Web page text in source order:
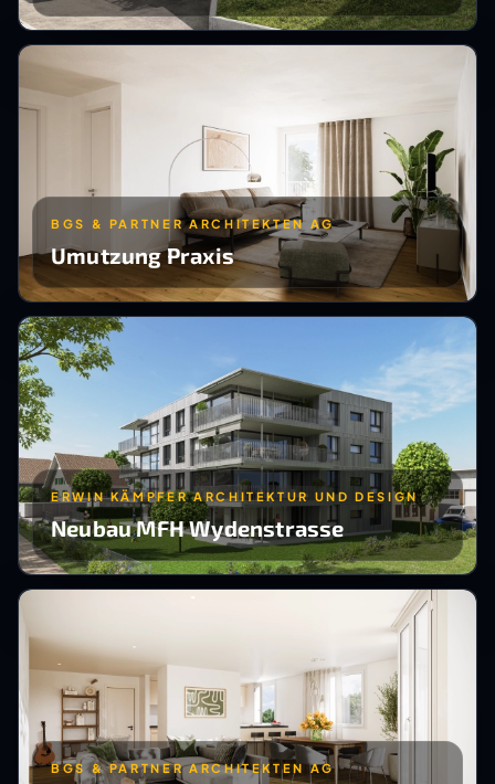
BGS & PARTNER ARCHITEKTEN AG
Umutzung Praxis
ERWIN KÄMPFER ARCHITEKTUR UND DESIGN
Neubau MFH Wydenstrasse
BGS & PARTNER ARCHITEKTEN AG